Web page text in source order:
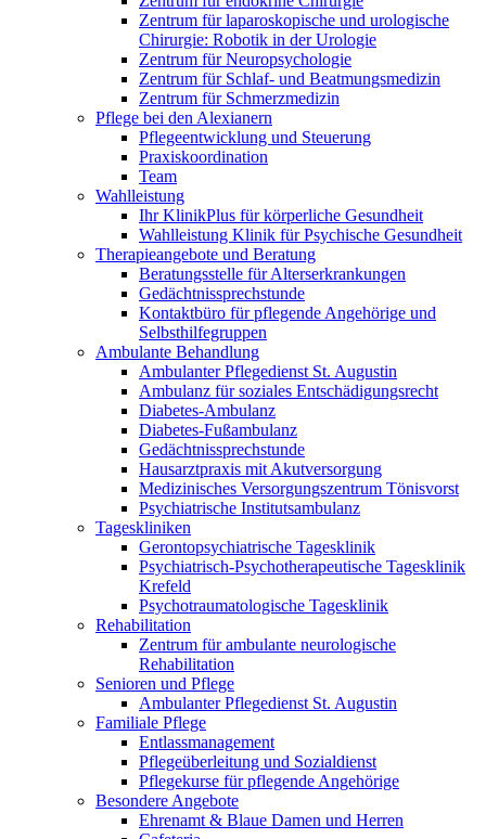
Zentrum für laparoskopische und urologische
Chirurgie: Robotik in der Urologie
Zentrum für Neuropsychologie
Zentrum für Schlaf- und Beatmungsmedizin
Zentrum für Schmerzmedizin
Pflege bei den Alexianern
Pflegeentwicklung und Steuerung
Praxiskoordination
Team
Wahlleistung
Ihr KlinikPlus für körperliche Gesundheit
Wahlleistung Klinik für Psychische Gesundheit
Therapieangebote und Beratung
Beratungsstelle für Alterserkrankungen
Gedächtnissprechstunde
Kontaktbüro für pflegende Angehörige und
Selbsthilfegruppen
Ambulante Behandlung
Ambulanter Pflegedienst St. Augustin
Ambulanz für soziales Entschädigungsrecht
Diabetes-Ambulanz
Diabetes-Fußambulanz
Gedächtnissprechstunde
Hausarztpraxis mit Akutversorgung
Medizinisches Versorgungszentrum Tönisvorst
Psychiatrische Institutsambulanz
Tageskliniken
Gerontopsychiatrische Tagesklinik
Psychiatrisch-Psychotherapeutische Tagesklinik
Krefeld
Psychotraumatologische Tagesklinik
Rehabilitation
Zentrum für ambulante neurologische
Rehabilitation
Senioren und Pflege
Ambulanter Pflegedienst St. Augustin
Familiale Pflege
Entlassmanagement
Pflegeüberleitung und Sozialdienst
Pflegekurse für pflegende Angehörige
Besondere Angebote
Ehrenamt & Blaue Damen und Herren